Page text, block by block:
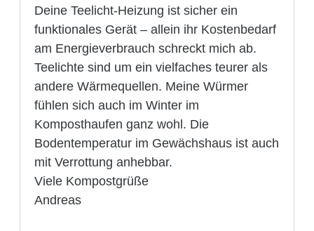
Deine Teelicht-Heizung ist sicher ein
funktionales Gerät – allein ihr Kostenbedarf
am Energieverbrauch schreckt mich ab.
Teelichte sind um ein vielfaches teurer als
andere Wärmequellen. Meine Würmer
fühlen sich auch im Winter im
Komposthaufen ganz wohl. Die
Bodentemperatur im Gewächshaus ist auch
mit Verrottung anhebbar.
Viele Kompostgrüße
Andreas